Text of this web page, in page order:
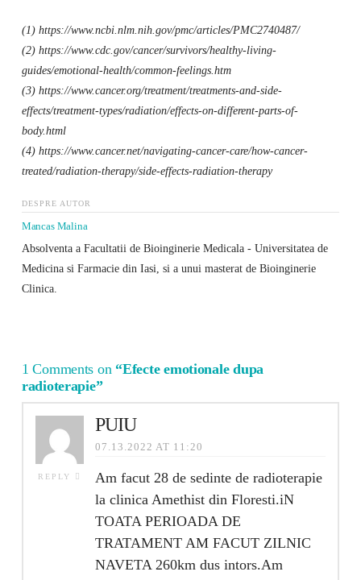
(1) https://www.ncbi.nlm.nih.gov/pmc/articles/PMC2740487/
(2) https://www.cdc.gov/cancer/survivors/healthy-living-
guides/emotional-health/common-feelings.htm
(3) https://www.cancer.org/treatment/treatments-and-side-
effects/treatment-types/radiation/effects-on-different-parts-of-
body.html
(4) https://www.cancer.net/navigating-cancer-care/how-cancer-
treated/radiation-therapy/side-effects-radiation-therapy
DESPRE AUTOR
Mancas Malina
Absolventa a Facultatii de Bioinginerie Medicala - Universitatea de
Medicina si Farmacie din Iasi, si a unui masterat de Bioinginerie
Clinica.
1 Comments on “Efecte emotionale dupa
radioterapie”
REPLY
PUIU
07.13.2022 AT 11:20
Am facut 28 de sedinte de radioterapie
la clinica Amethist din Floresti.iN
TOATA PERIOADA DE
TRATAMENT AM FACUT ZILNIC
NAVETA 260km dus intors.Am